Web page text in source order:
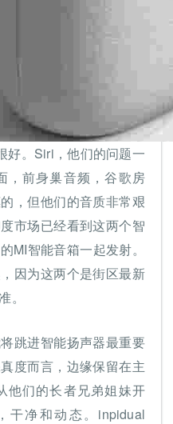
好。Siri，他们的问题一
，前身巢音频，谷歌房
，但他们的音质非常艰
市场已经看到这两个智
MI智能音箱一起发射。
因为这两个是街区最新
。
跳进智能扬声器最重要
度而言，边缘保留在主
他们的长者兄弟姐妹开
干净和动态。inpidual